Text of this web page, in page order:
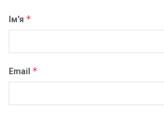
Ім'я *
Email *